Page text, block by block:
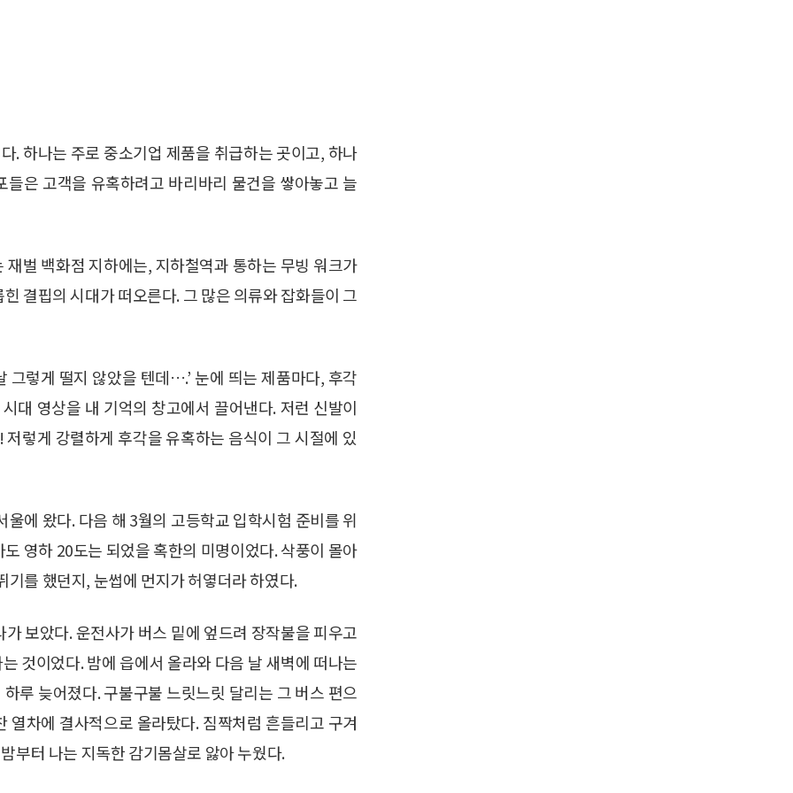
. 하나는 주로 중소기업 제품을 취급하는 곳이고, 하나
은 고객을 유혹하려고 바리바리 물건을 쌓아놓고 늘
벌 백화점 지하에는, 지하철역과 통하는 무빙 워크가
결핍의 시대가 떠오른다. 그 많은 의류와 잡화들이 그
그렇게 떨지 않았을 텐데….’ 눈에 띄는 제품마다, 후각
대 영상을 내 기억의 창고에서 끌어낸다. 저런 신발이
렇게 강렬하게 후각을 유혹하는 음식이 그 시절에 있
에 왔다. 다음 해 3월의 고등학교 입학시험 준비를 위
영하 20도는 되었을 혹한의 미명이었다. 삭풍이 몰아
를 했던지, 눈썹에 먼지가 허옇더라 하였다.
보았다. 운전사가 버스 밑에 엎드려 장작불을 피우고
것이었다. 밤에 읍에서 올라와 다음 날 새벽에 떠나는
루 늦어졌다. 구불구불 느릿느릿 달리는 그 버스 편으
차에 결사적으로 올라탔다. 짐짝처럼 흔들리고 구겨
부터 나는 지독한 감기몸살로 앓아 누웠다.